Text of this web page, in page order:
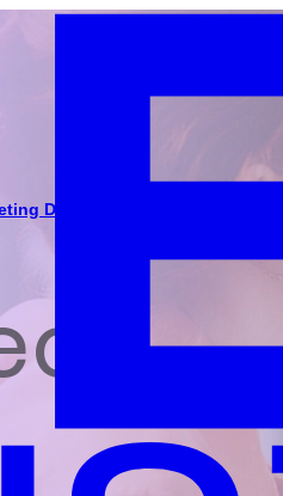
Digital